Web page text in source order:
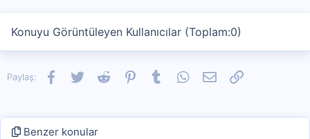
Konuyu Görüntüleyen Kullanıcılar (Toplam:0)
Paylaş: Facebook
TwitterReddit PinterestTumblrWhatsApp
E-postaLink
Benzer konular